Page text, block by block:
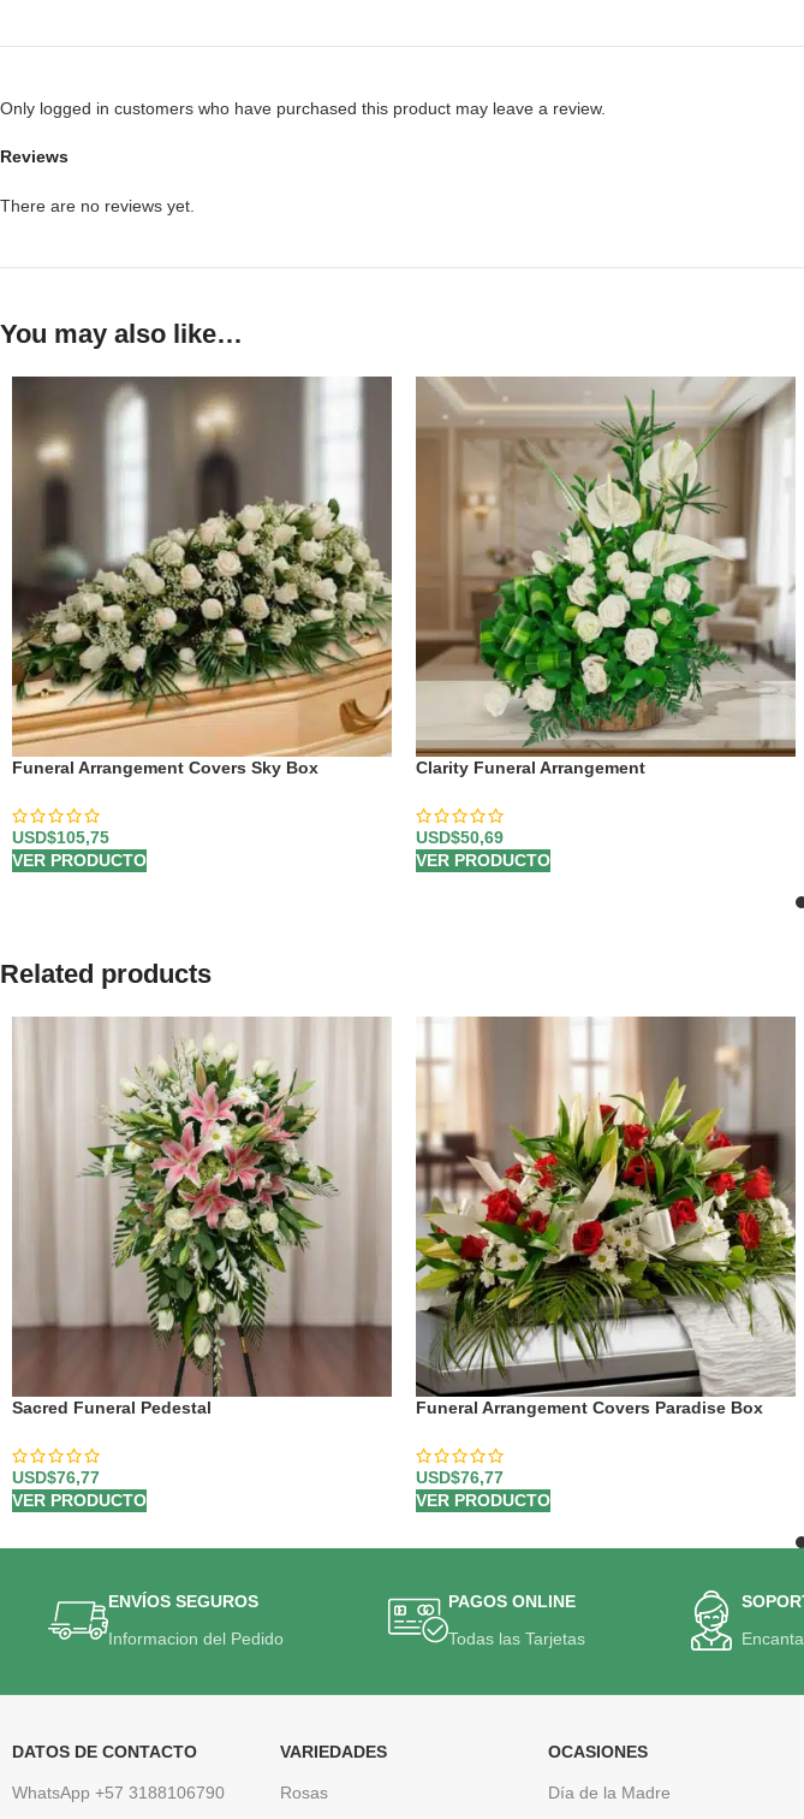
Reviews
There are no reviews yet.
Only logged in customers who have purchased this product may leave a review.
You may also like…
Funeral Arrangement Covers Sky Box
USD$105,75
VER PRODUCTO
Clarity Funeral Arrangement
USD$50,69
VER PRODUCTO
Related products
Sacred Funeral Pedestal
USD$76,77
VER PRODUCTO
Funeral Arrangement Covers Paradise Box
USD$76,77
VER PRODUCTO
ENVÍOS SEGUROS
Informacion del Pedido
PAGOS ONLINE
Todas las Tarjetas
DATOS DE CONTACTO
WhatsApp +57 3188106790
VARIEDADES
Rosas
OCASIONES
Día de la Madre